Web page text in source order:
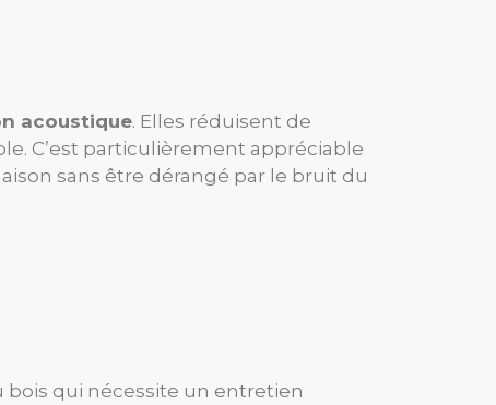
acoustique. Elles réduisent de
C’est particulièrement appréciable
sans être dérangé par le bruit du
bois qui nécessite un entretien